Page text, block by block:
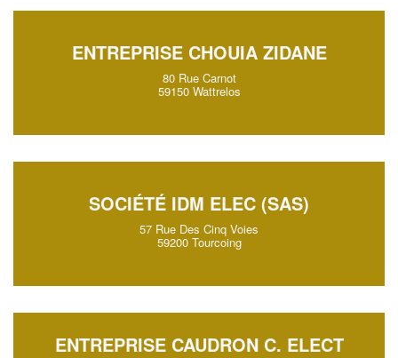
ENTREPRISE CHOUIA ZIDANE
80 Rue Carnot
59150 Wattrelos
SOCIÉTÉ IDM ELEC (SAS)
57 Rue Des Cinq Voies
59200 Tourcoing
ENTREPRISE CAUDRON C. ELECT